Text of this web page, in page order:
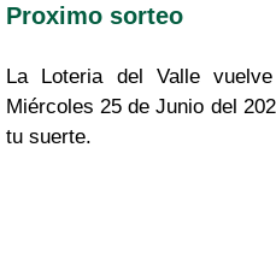
Proximo sorteo
La Loteria del Valle
Miércoles 25 de Junio del
tu suerte.